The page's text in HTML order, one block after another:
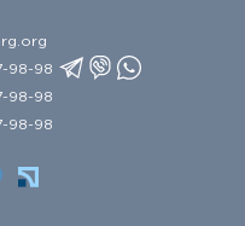
98-98
98-98
98-98